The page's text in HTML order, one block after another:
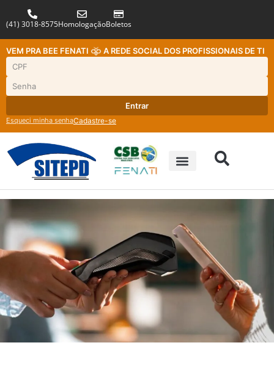
(41) 3018-8575HomologaçãoBoletos
VEM PRA BEE FENATI A REDE SOCIAL DOS PROFISSIONAIS DE TI
Entrar
Esqueci minha senhaCadastre-se